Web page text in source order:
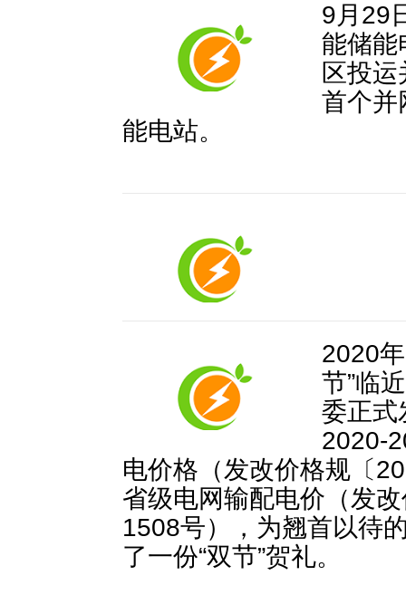
9月29
能储能
区投
首个并
能电站。
2020
节”临
委正式
2020-
电价格（发改价格规〔
省级电网输配电价（发
1508号），为翘首以待
了一份“双节”贺礼。